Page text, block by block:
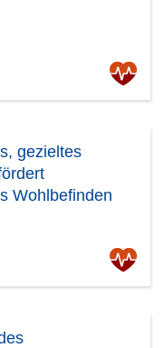
gezieltes
Wohlbefinden